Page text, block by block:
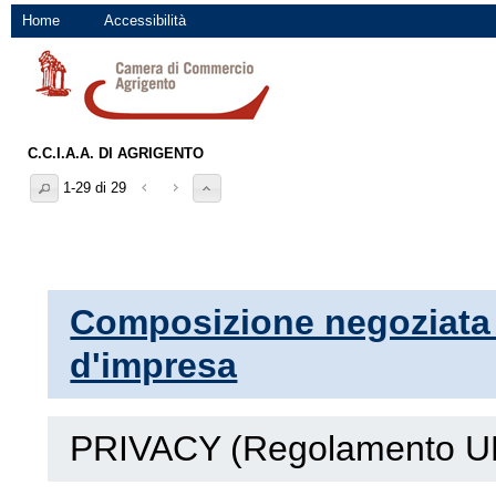
Home Accessibilità
C.C.I.A.A. DI AGRIGENTO
1-29 di 29
Composizione
d'impresa
PRIVACY (Regolamento